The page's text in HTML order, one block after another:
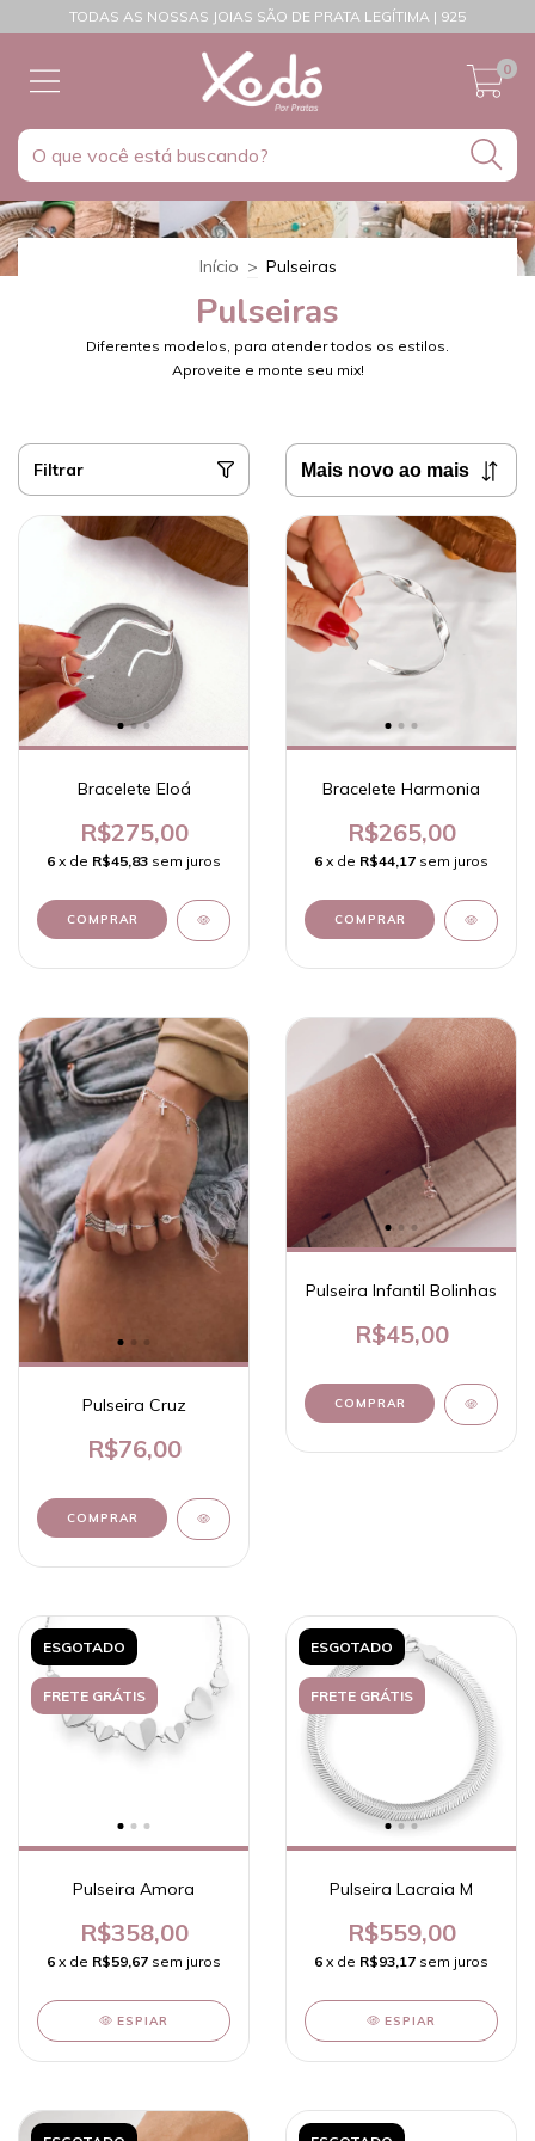
TODAS AS NOSSAS JOIAS SÃO DE PRATA LEGÍTIMA | 925
0
Início > Pulseiras
Pulseiras
Diferentes modelos, para atender todos os estilos.
Aproveite e monte seu mix!
Filtrar
Bracelete Eloá
R$275,00
6 x de R$45,83 sem juros
Bracelete Harmonia
R$265,00
6 x de R$44,17 sem juros
Pulseira Cruz
R$76,00
COMPRAR
Pulseira Infantil Bolinhas
R$45,00
COMPRAR
ESGOTADO
FRETE GRÁTIS
Pulseira Amora
R$358,00
6 x de R$59,67 sem juros
ESPIAR
ESGOTADO
FRETE GRÁTIS
Pulseira Lacraia M
R$559,00
6 x de R$93,17 sem juros
ESPIAR